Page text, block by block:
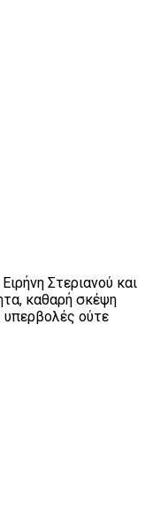
Στεριανού και
καθαρή σκέψη
υπερβολές ούτε